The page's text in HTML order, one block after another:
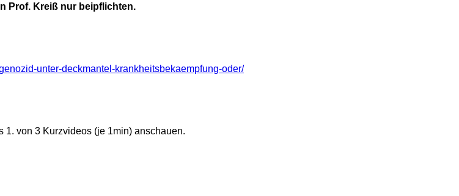
Prof. Kreiß nur beipflichten.
unter-deckmantel-krankheitsbekaempfung-oder/
1. von 3 Kurzvideos (je 1min) anschauen.